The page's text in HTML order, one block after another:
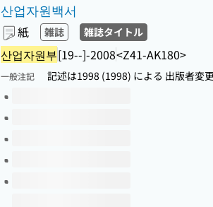
산업자원백서
紙 雑誌 雑誌タイトル
산업자원부[19--]-2008<Z41-AK180>
一般注記 記述は1998 (1998) による 出版者変
このタイトルの巻号